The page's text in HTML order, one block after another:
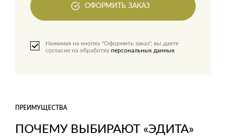
ОФОРМИТЬ ЗАКАЗ
Нажимая на кнопку "Оформить заказ", вы даете
согласие на обработку персональных данных
ПОЧЕМУ ВЫБИРАЮТ «ЭДИТА»
ПРЕИМУЩЕСТВА